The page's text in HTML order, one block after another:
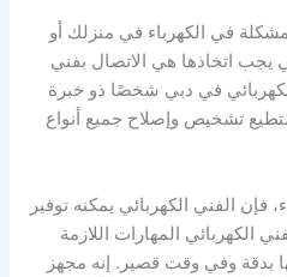
في الكهرباء في منزلك أو
يجب اتخاذها هي الاتصال بفني
في دبي شخصًا ذو خبرة
تشخيص وإصلاح جميع أنواع
فإن الفني الكهربائي يمكنه توفير
الكهربائي المهارات اللازمة
بدقة وفي وقت قصير. إنه مجهز